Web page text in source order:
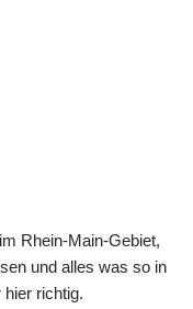
Rhein-Main-Gebiet,
und alles was so in
richtig.